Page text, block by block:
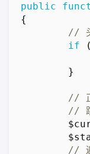
public
{
if (
}